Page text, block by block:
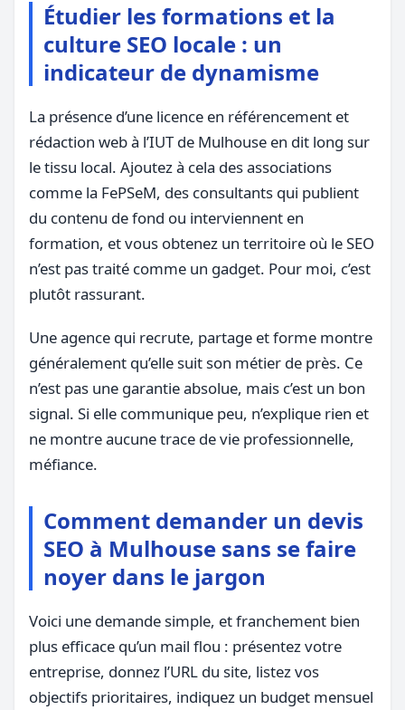
Étudier les formations et la
culture SEO locale : un
indicateur de dynamisme
La présence d’une licence en référencement et
rédaction web à l’IUT de Mulhouse en dit long sur
le tissu local. Ajoutez à cela des associations
comme la FePSeM, des consultants qui publient
du contenu de fond ou interviennent en
formation, et vous obtenez un territoire où le SEO
n’est pas traité comme un gadget. Pour moi, c’est
plutôt rassurant.
Une agence qui recrute, partage et forme montre
généralement qu’elle suit son métier de près. Ce
n’est pas une garantie absolue, mais c’est un bon
signal. Si elle communique peu, n’explique rien et
ne montre aucune trace de vie professionnelle,
méfiance.
Comment demander un devis
SEO à Mulhouse sans se faire
noyer dans le jargon
Voici une demande simple, et franchement bien
plus efficace qu’un mail flou : présentez votre
entreprise, donnez l’URL du site, listez vos
objectifs prioritaires, indiquez un budget mensuel